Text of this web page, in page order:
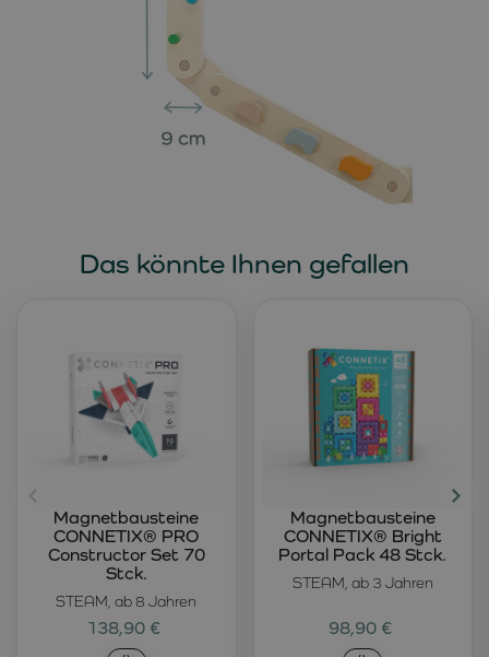
Das könnte Ihnen gefallen
STEAM, ab 8 Jahren
Magnetbausteine
CONNETIX® PRO
Constructor Set 70
Stck.
138,90 €
STEAM, ab 3 Jahren
Magnetbausteine
CONNETIX® Bright
Portal Pack 48 Stck.
98,90 €